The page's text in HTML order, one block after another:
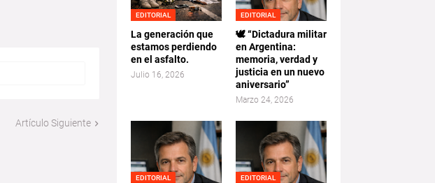
Artículo Siguiente
EDITORIAL
La generación que
estamos perdiendo
en el asfalto.
Julio 16, 2026
EDITORIAL
🕊️ “Dictadura militar
en Argentina:
memoria, verdad y
justicia en un nuevo
aniversario”
Marzo 24, 2026
EDITORIAL EDITORIAL